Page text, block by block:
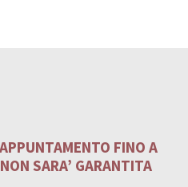
FINO A
SARA’ GARANTITA